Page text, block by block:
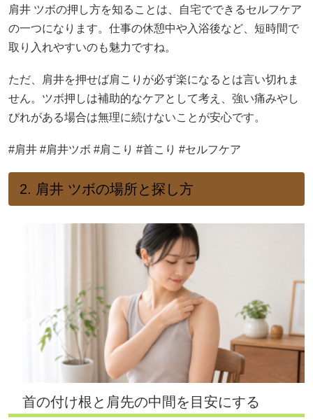
肩井 ツボの押し方を知ることは、自宅でできるセルフケア
の一つになります。仕事の休憩中や入浴後など、短時間で
取り入れやすいのも魅力ですね。
ただ、肩井を押せば肩こりが必ず楽になるとは言い切れま
せん。ツボ押しは補助的なケアとして考え、強い痛みやし
びれがある場合は無理に続けないことが安心です。
#肩井 #肩井ツボ #肩こり #首こり #セルフケア
2. 肩井 ツボの場所と探し方
首の付け根と肩先の中間を目安にする